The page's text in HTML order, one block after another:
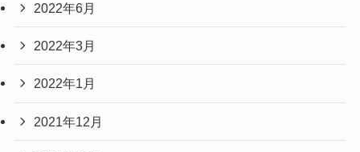
2022年6月
2022年3月
2022年1月
2021年12月